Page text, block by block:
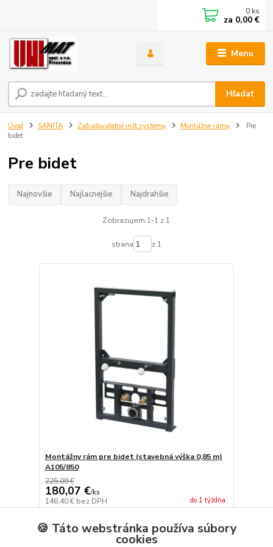
Menu
Hľadať
0 ks
za 0,00 €
Úvod SANITA Zabudovateľné inšt.systémy Montážne rámy
Pre
bidet
Pre bidet
Najnovšie Najlacnejšie Najdrahšie
Zobrazujem 1-1 z 1
strana z 1
Montážny rám pre bidet (stavebná výška 0,85 m)
A105/850
225,09 €
180,07 €/ks
146,40 € bez DPH do 1 týždňa
🍪 Táto webstránka používa súbory
cookies